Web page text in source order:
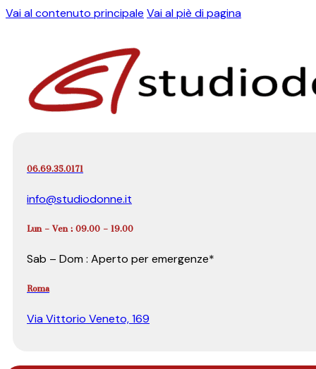
Vai al contenuto principale Vai al piè di pagina
06.69.35.0171
info@studiodonne.it
Lun – Ven : 09.00 – 19.00
Sab – Dom : Aperto per emergenze*
Roma
Via Vittorio Veneto, 169